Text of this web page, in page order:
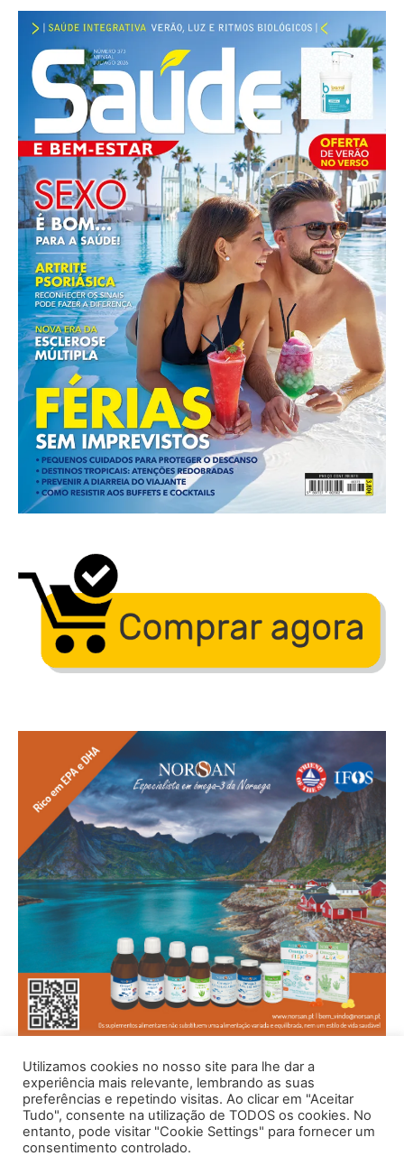
Utilizamos cookies no nosso site para lhe dar a
experiência mais relevante, lembrando as suas
preferências e repetindo visitas. Ao clicar em "Aceitar
Tudo", consente na utilização de TODOS os cookies. No
entanto, pode visitar "Cookie Settings" para fornecer um
consentimento controlado.